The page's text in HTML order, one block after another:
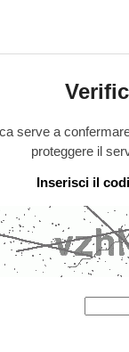
serve a
proteggere il
Inserisci il